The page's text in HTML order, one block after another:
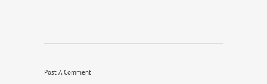
Post A Comment